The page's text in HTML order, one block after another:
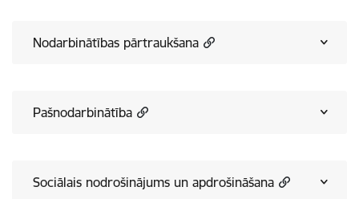
Nodarbinātības pārtraukšana
Pašnodarbinātība
Sociālais nodrošinājums un apdrošināšana